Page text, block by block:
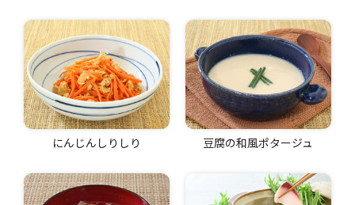
にんじんしりしり 豆腐の和風ポタージュ